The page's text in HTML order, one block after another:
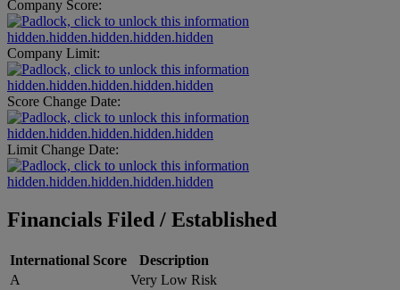
Company Score:
hidden.hidden.hidden.hidden.hidden
Company Limit:
hidden.hidden.hidden.hidden.hidden
Score Change Date:
hidden.hidden.hidden.hidden.hidden
Limit Change Date:
hidden.hidden.hidden.hidden.hidden
Financials Filed / Established
International Score
Description
A
Very Low Risk